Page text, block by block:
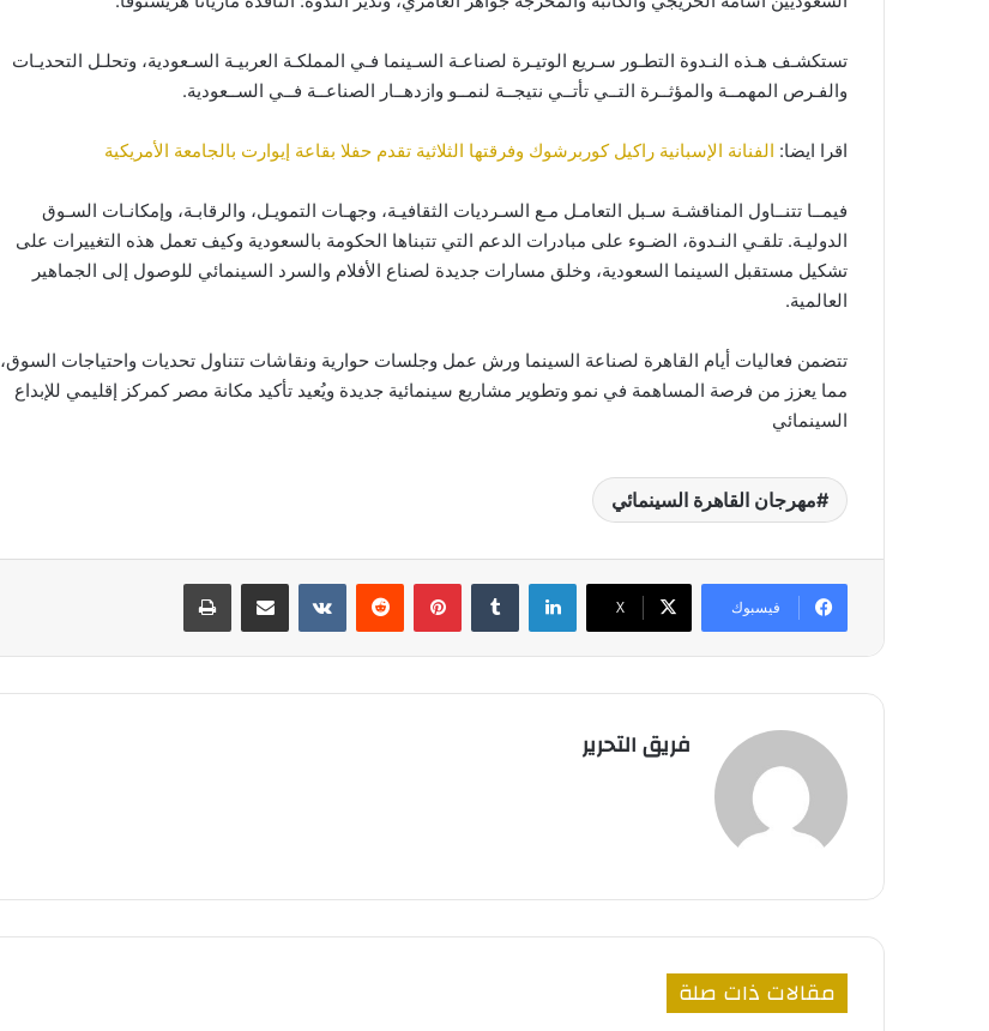
تستكشـف هـذه النـدوة التطـور سـريع الوتيـرة لصناعـة السـينما فـي المملكـة العربيـة السـعودية، وتحلـل التحديـات
والفـرص المهمــة والمؤثــرة التــي تأتــي نتيجــة لنمــو وازدهــار الصناعــة فــي الســعودية.
اقرا ايضا: الفنانة الإسبانية راكيل كوربرشوك وفرقتها الثلاثية تقدم حفلا بقاعة إيوارت بالجامعة الأمريكية
فيمــا تتنــاول المناقشـة سـبل التعامـل مـع السـرديات الثقافيـة، وجهـات التمويـل، والرقابـة، وإمكانـات السـوق
الدوليـة. تلقـي النـدوة، الضـوء على مبادرات الدعم التي تتبناها الحكومة بالسعودية وكيف تعمل هذه التغييرات على
تشكيل مستقبل السينما السعودية، وخلق مسارات جديدة لصناع الأفلام والسرد السينمائي للوصول إلى الجماهير
العالمية.
تتضمن فعاليات أيام القاهرة لصناعة السينما ورش عمل وجلسات حوارية ونقاشات تتناول تحديات واحتياجات السوق،
مما يعزز من فرصة المساهمة في نمو وتطوير مشاريع سينمائية جديدة ويُعيد تأكيد مكانة مصر كمركز إقليمي للإبداع
السينمائي
مهرجان القاهرة السينمائي
فيسبوك ‫X
لينكدإن بينتيريست مشاركة عبر البريد طباعة
فريق التحرير
مقالات ذات صلة